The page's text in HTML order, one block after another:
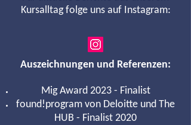
Kursalltag folge uns auf Instagram:
Auszeichnungen und Referenzen:
Mig Award 2023 - Finalist
found!program von Deloitte und The
HUB - Finalist 2020